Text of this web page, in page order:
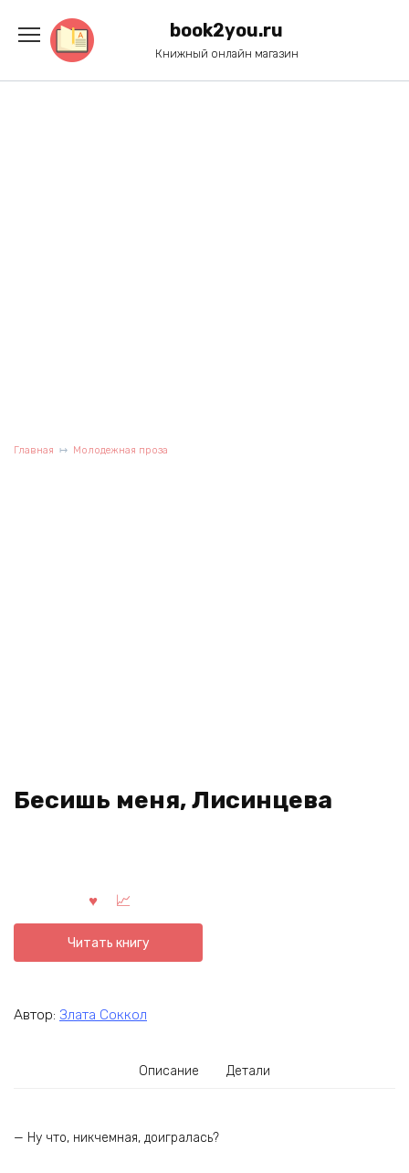
содержанию
book2you.ru
Книжный онлайн магазин
Главная Молодежная проза
Бесишь меня, Лисинцева
Читать книгу
Автор: Злата Соккол
Описание Детали
— Ну что, никчемная, доигралась?